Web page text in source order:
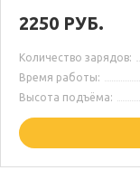
2250 РУБ.
Количество зарядов:
Время работы:
Высота подъёма: